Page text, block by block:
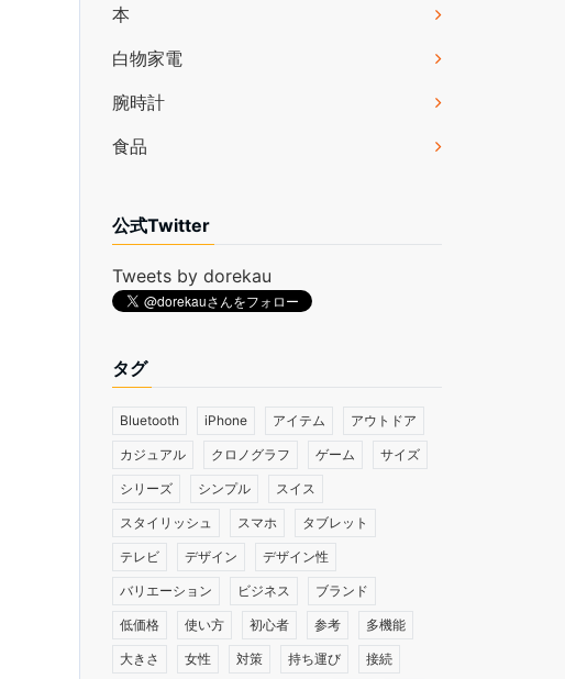
本
白物家電
腕時計
食品
公式Twitter
Tweets by dorekau
タグ
Bluetooth iPhone アイテム アウトドア
カジュアル クロノグラフ ゲーム サイズ
シリーズ シンプル スイス
スタイリッシュ スマホ タブレット
テレビ デザイン デザイン性
バリエーション ビジネス ブランド
低価格 使い方 初心者 参考 多機能
大きさ 女性 対策 持ち運び 接続